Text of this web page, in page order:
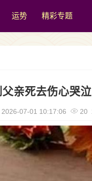
运势 精彩专题
亲死去伤心哭
2026-07-01 10:17:06 20